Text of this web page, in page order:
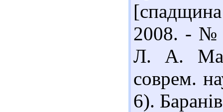
2008. - №
Л. А.
соврем.
6).